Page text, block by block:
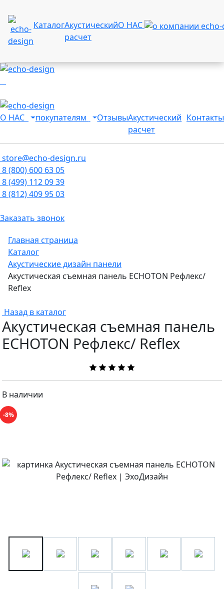
КаталогАкустический
расчет
О НАС
О НАС покупателям ОтзывыАкустический
расчет
Контакты
store@echo-design.ru
8 (800) 600 63 05
8 (499) 112 09 39
8 (812) 409 95 03
Заказать звонок
Главная страница
Каталог
Акустические дизайн панели
Акустическая съемная панель ECHOTON Рефлекс/
Reflex
Назад в каталог
Акустическая съемная панель
ECHOTON Рефлекс/ Reflex
В наличии
-8%